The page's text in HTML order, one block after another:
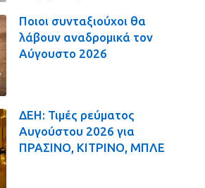
Ποιοι συνταξιούχοι θα
λάβουν αναδρομικά τον
Αύγουστο 2026
ΔΕΗ: Τιμές ρεύματος
Αυγούστου 2026 για
ΠΡΑΣΙΝΟ, ΚΙΤΡΙΝΟ, ΜΠΛΕ